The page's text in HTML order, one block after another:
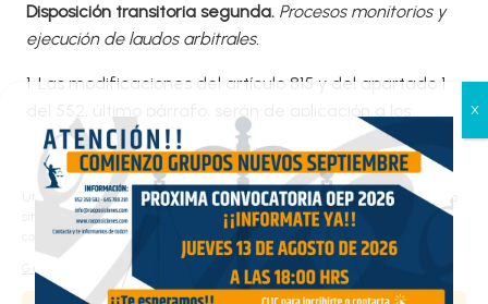
Gestionar el consentimiento
de las cookies
Utilizamos cookies propias y de terceros para analizar el tráfico en nuestro
sitio web y personalizar el contenido. Puede aceptar todas las cookies,
configurarlas según sus preferencias o rechazarlas.
Gestionar los servicios
Disposición transitoria segunda. Procesos monitorios y
ejecución de laudos arbitrales.
1. Las modificaciones del artículo 815 y del apartado 1
procesos monitorios y de ejecución que se inicien tras
la entrada en vigor de esta Ley.
2. Los procedimientos monitorios que se encuentren
en tramitación a la entrada en vigor de esta Ley
serán suspendidos por el secretario judicial cuando la
petición inicial se fundamente en un contrato entre un